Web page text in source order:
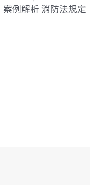
案例解析 消防法規定